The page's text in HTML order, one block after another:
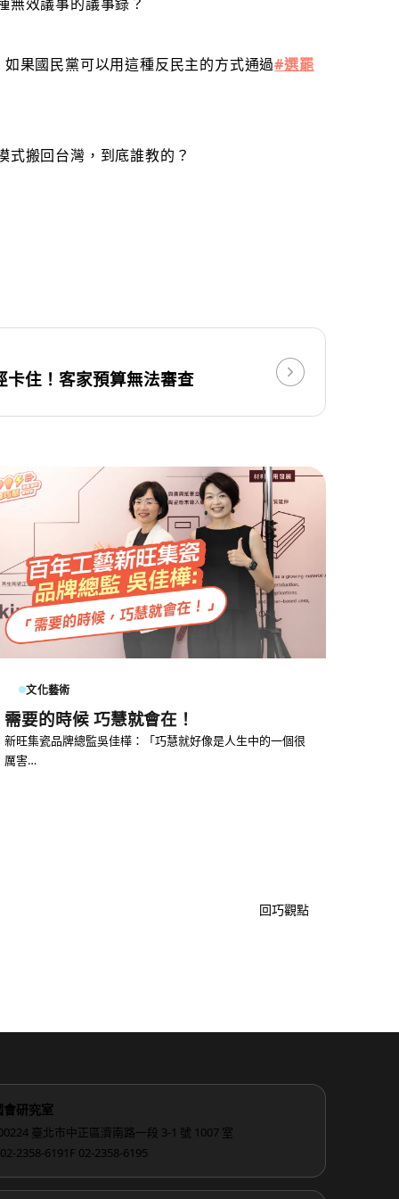
如果國民黨可以用這種反民主的方式通過#選罷
搬回台灣，到底誰教的？
卡住！客家預算無法審查
文化藝術
需要的時候 巧慧就會在！
新旺集瓷品牌總監吳佳樺：「巧慧就好像是人生中的一個很
厲害…
回巧觀點
會研究室
臺北市中正區濟南路一段 3-1 號 1007 室
2358-6191 F 02-2358-6195